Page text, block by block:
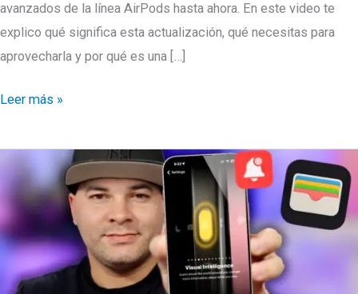
avanzados de la línea AirPods hasta ahora. En este video te
explico qué significa esta actualización, qué necesitas para
aprovecharla y por qué es una […]
AirPods
se
actualizan
Audio
Lossless
y
latencia
Leer más »